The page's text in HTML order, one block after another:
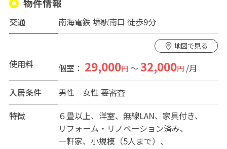
これから日本で働く外国人の方や国外から帰国する方た
くさんいらっしゃいます。国外からのお問合せも対応し
ています。
□光wifi無料で制限なし10ギガでストレス無し
□全室鍵付き個室・浴室リフォーム済
□レンタル布団有り
□交流してもしなくてもOK♪
□オーナー30代大手薬局元薬剤師→不動産屋さんのため
安心（ご不安あればご相談ください）
【周辺環境】徒歩圏内にコンビニ・スーパーライフ・ス
物件情報
交通 南海電鉄 堺駅南口 徒歩9分
地図で見る
使用料 個室： 29,000円～32,000円/月
入居条件
男性 女性 要審査
特徴
６畳以上 洋室 無線LAN
家具付き
リフォーム・リノベーション済み
一軒家
小規模（5人まで）